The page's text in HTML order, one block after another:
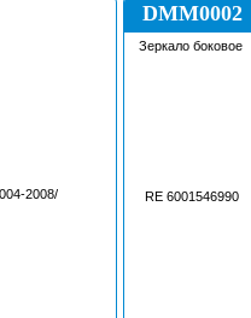
2008/
DMM0002
Зеркало боковое
RE 6001546990